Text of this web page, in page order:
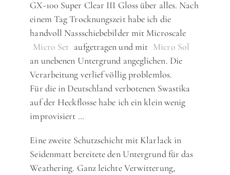
GX-100 Super Clear III Gloss über alles. Nach
einem Tag Trocknungszeit habe ich die
handvoll Nassschiebebilder mit Microscale
Micro Set aufgetragen und mit Micro Sol
an unebenen Untergrund angeglichen. Die
Verarbeitung verlief völlig problemlos.
Für die in Deutschland verbotenen Swastika
auf der Heckflosse habe ich ein klein wenig
improvisiert …
Eine zweite Schutzschicht mit Klarlack in
Seidenmatt bereitete den Untergrund für das
Weathering. Ganz leichte Verwitterung,